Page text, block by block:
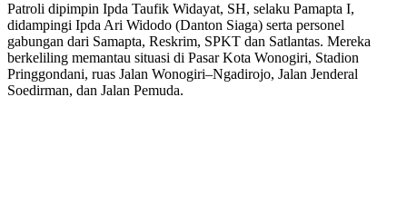
Patroli dipimpin Ipda Taufik Widayat, SH, selaku Pamapta I,
didampingi Ipda Ari Widodo (Danton Siaga) serta personel
gabungan dari Samapta, Reskrim, SPKT dan Satlantas. Mereka
berkeliling memantau situasi di Pasar Kota Wonogiri, Stadion
Pringgondani, ruas Jalan Wonogiri–Ngadirojo, Jalan Jenderal
Soedirman, dan Jalan Pemuda.